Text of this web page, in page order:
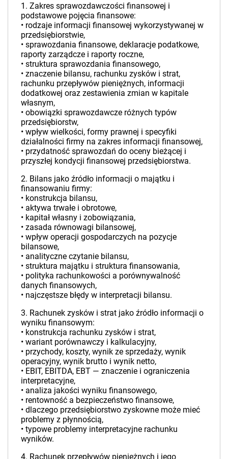
1. Zakres sprawozdawczości finansowej i
podstawowe pojęcia finansowe:
• rodzaje informacji finansowej wykorzystywanej w
przedsiębiorstwie,
• sprawozdania finansowe, deklaracje podatkowe,
raporty zarządcze i raporty roczne,
• struktura sprawozdania finansowego,
• znaczenie bilansu, rachunku zysków i strat,
rachunku przepływów pieniężnych, informacji
dodatkowej oraz zestawienia zmian w kapitale
własnym,
• obowiązki sprawozdawcze różnych typów
przedsiębiorstw,
• wpływ wielkości, formy prawnej i specyfiki
działalności firmy na zakres informacji finansowej,
• przydatność sprawozdań do oceny bieżącej i
przyszłej kondycji finansowej przedsiębiorstwa.
2. Bilans jako źródło informacji o majątku i
finansowaniu firmy:
• konstrukcja bilansu,
• aktywa trwałe i obrotowe,
• kapitał własny i zobowiązania,
• zasada równowagi bilansowej,
• wpływ operacji gospodarczych na pozycje
bilansowe,
• analityczne czytanie bilansu,
• struktura majątku i struktura finansowania,
• polityka rachunkowości a porównywalność
danych finansowych,
• najczęstsze błędy w interpretacji bilansu.
3. Rachunek zysków i strat jako źródło informacji o
wyniku finansowym:
• konstrukcja rachunku zysków i strat,
• wariant porównawczy i kalkulacyjny,
• przychody, koszty, wynik ze sprzedaży, wynik
operacyjny, wynik brutto i wynik netto,
• EBIT, EBITDA, EBT — znaczenie i ograniczenia
interpretacyjne,
• analiza jakości wyniku finansowego,
• rentowność a bezpieczeństwo finansowe,
• dlaczego przedsiębiorstwo zyskowne może mieć
problemy z płynnością,
• typowe problemy interpretacyjne rachunku
wyników.
4. Rachunek przepływów pieniężnych i jego